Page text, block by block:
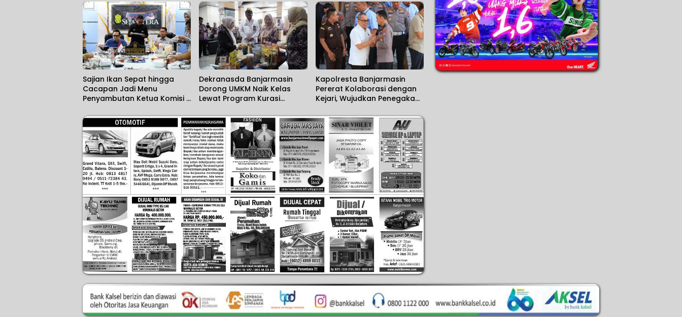
Sajian Ikan Sepat hingga
Cacapan Jadi Menu
Penyambutan Ketua Komisi II
Dekranasda Banjarmasin
Dorong UMKM Naik Kelas
Lewat Program Kurasi
Kapolresta Banjarmasin
Pererat Kolaborasi dengan
Kejari, Wujudkan Penegakan